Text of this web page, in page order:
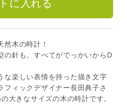
然木の時計！
の針も。すべてがでっかいからD
な楽しい表情を持った描き文字
フィックデザイナー長田典子さ
大きなサイズの木の時計です。